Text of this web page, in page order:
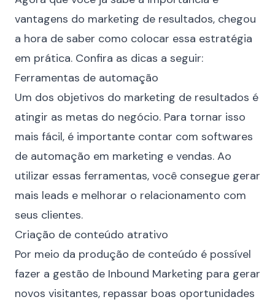
vantagens do marketing de resultados, chegou
a hora de saber como colocar essa estratégia
em prática. Confira as dicas a seguir:
Ferramentas de automação
Um dos objetivos do marketing de resultados é
atingir as metas do negócio. Para tornar isso
mais fácil, é importante contar com softwares
de automação em marketing e vendas. Ao
utilizar essas ferramentas, você consegue gerar
mais leads e melhorar o relacionamento com
seus clientes.
Criação de conteúdo atrativo
Por meio da produção de conteúdo é possível
fazer a gestão de Inbound Marketing para gerar
novos visitantes, repassar boas oportunidades